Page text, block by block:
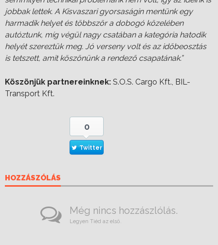
jobbak lettek. A Kisvaszari gyorsaságin mentünk egy
harmadik helyet és többször a dobogó közelében
autóztunk, míg végül nagy csatában a kategória hatodik
helyét szereztük meg. Jó verseny volt és az időbeosztás
is tetszett, amit köszönünk a rendező csapatának.”
Köszönjük partnereinknek: S.O.S. Cargo Kft., BIL-
Transport Kft.
0
Twitter
HOZZÁSZÓLÁS
Még nincs hozzászlólás.
Legyen Tiéd az első.